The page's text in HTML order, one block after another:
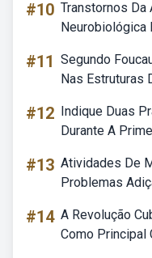
#10 Transtornos Da
Neurobiológica
#11 Segundo
Nas Estruturas
#12 Indique Duas
Durante A
#13 Atividades De
Problemas
#14 A Revolução
Como Principal